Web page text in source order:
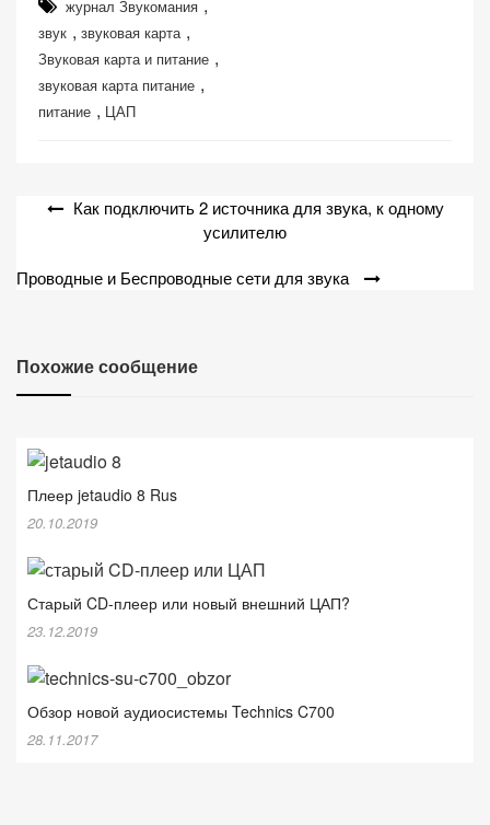
журнал Звукомания
звук , звуковая карта ,
Звуковая карта и питание ,
звуковая карта питание ,
питание , ЦАП
Навигация
записям
Как подключить 2 источника для звука, к одному
усилителю
Проводные и Беспроводные сети для звука
Похожие сообщение
Плеер jetaudio 8 Rus
20.10.2019
Старый CD-плеер или новый внешний ЦАП?
23.12.2019
Обзор новой аудиосистемы Technics C700
28.11.2017
персонализированного
контента и
предложений.